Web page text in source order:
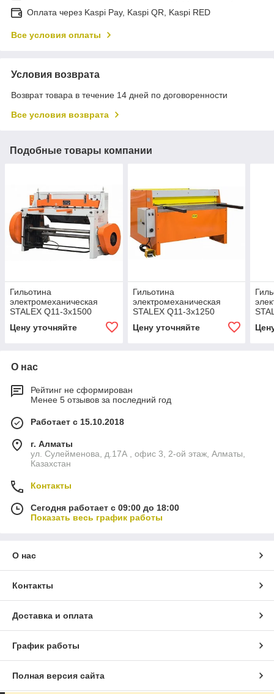
Оплата через Kaspi Pay, Kaspi QR, Kaspi RED
Все условия оплаты
Условия возврата
Возврат товара в течение 14 дней по договоренности
Все условия возврата
Подобные товары компании
Гильотина
электромеханическая
STALEX Q11-3x1500
Цену уточняйте
Гильотина
электромеханическая
STALEX Q11-3x1250
Цену уточняйте
О нас
Рейтинг не сформирован
Менее 5 отзывов за последний год
Работает с 15.10.2018
г. Алматы
ул. Сулейменова, д.17А , офис 3, 2-ой этаж, Алматы,
Казахстан
Контакты
Сегодня работает с 09:00 до 18:00
Показать весь график работы
О нас
Контакты
Доставка и оплата
График работы
Полная версия сайта